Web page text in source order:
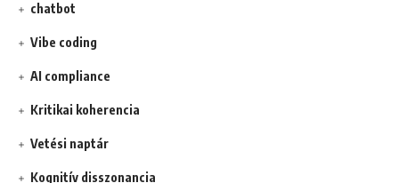
chatbot
Vibe coding
AI compliance
Kritikai koherencia
Vetési naptár
Kognitív disszonancia